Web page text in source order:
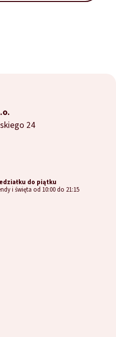
24
do piątku
i święta od 10:00 do 21:15